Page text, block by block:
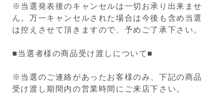
※ 当選発表後のキャンセルは一切お承り出来ませ
ん。万一キャンセルされた場合は今後も含め当選
は控えさせて頂きますので、予めご了承下さい。
■当選者様の商品受け渡しについて■
※当選のご連絡があったお客様のみ、下記の商品
受け渡し期間内の営業時間にご来店下さい。